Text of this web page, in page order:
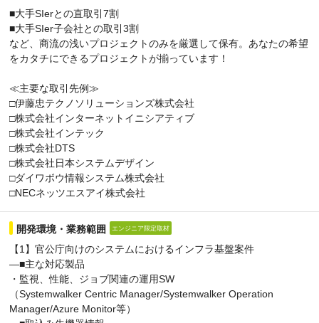
■大手SIerとの直取引7割
■大手SIer子会社との取引3割
など、商流の浅いプロジェクトのみを厳選して保有。あなたの希望
をカタチにできるプロジェクトが揃っています！
≪主要な取引先例≫
□伊藤忠テクノソリューションズ株式会社
□株式会社インターネットイニシアティブ
□株式会社インテック
□株式会社DTS
□株式会社日本システムデザイン
□ダイワボウ情報システム株式会社
□NECネッツエスアイ株式会社
開発環境・業務範囲 エンジニア限定取材
【1】官公庁向けのシステムにおけるインフラ基盤案件
―■主な対応製品
・監視、性能、ジョブ関連の運用SW
（Systemwalker Centric Manager/Systemwalker Operation
Manager/Azure Monitor等）